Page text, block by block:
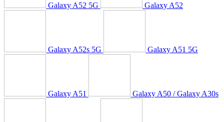
Galaxy A52 5G Galaxy A52
Galaxy A52s 5G Galaxy A51 5G
Galaxy A51 Galaxy A50 / Galaxy A30s